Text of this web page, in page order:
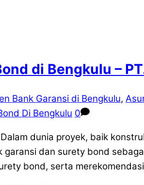
di Bengkulu –
Bank Garansi di Bengkulu,
Di Bengkulu 0
dunia proyek, baik
dan surety bond
bond, serta